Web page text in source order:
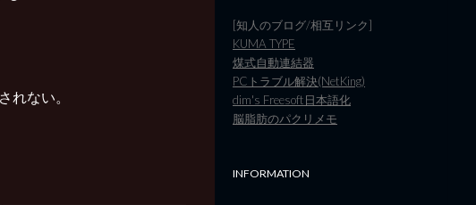
れない。
[知人のブログ/相互リンク]
KUMA TYPE
煤式自動連結器
PCトラブル解決(NetKing)
dim's Freesoft日本語化
脳脂肪のパクリメモ
INFORMATION